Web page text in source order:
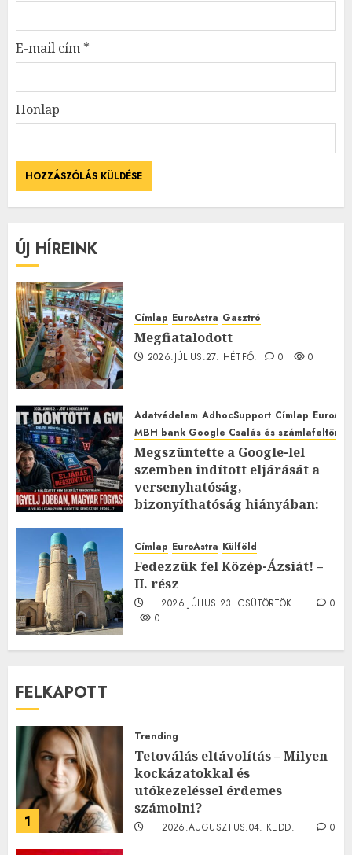
E-mail cím *
Honlap
ÚJ HÍREINK
Címlap EuroAstra Gasztró
Megfiatalodott
2026.JÚLIUS.27. HÉTFŐ. 0 0
Adatvédelem AdhocSupport Címlap
MBH bank Google Csalás és
Megszüntette a Google-lel
szemben indított eljárását a
versenyhatóság,
bizonyíthatóság hiányában:
2026.JÚLIUS.23. CSÜTÖRTÖK.
0
Címlap EuroAstra Külföld
Fedezzük fel Közép-Ázsiát! –
II. rész
2026.JÚLIUS.23. CSÜTÖRTÖK.
0
0
FELKAPOTT
1
Trending
Tetoválás eltávolítás – Milyen
kockázatokkal és
utókezeléssel érdemes
számolni?
2026.AUGUSZTUS.04. KEDD.
0